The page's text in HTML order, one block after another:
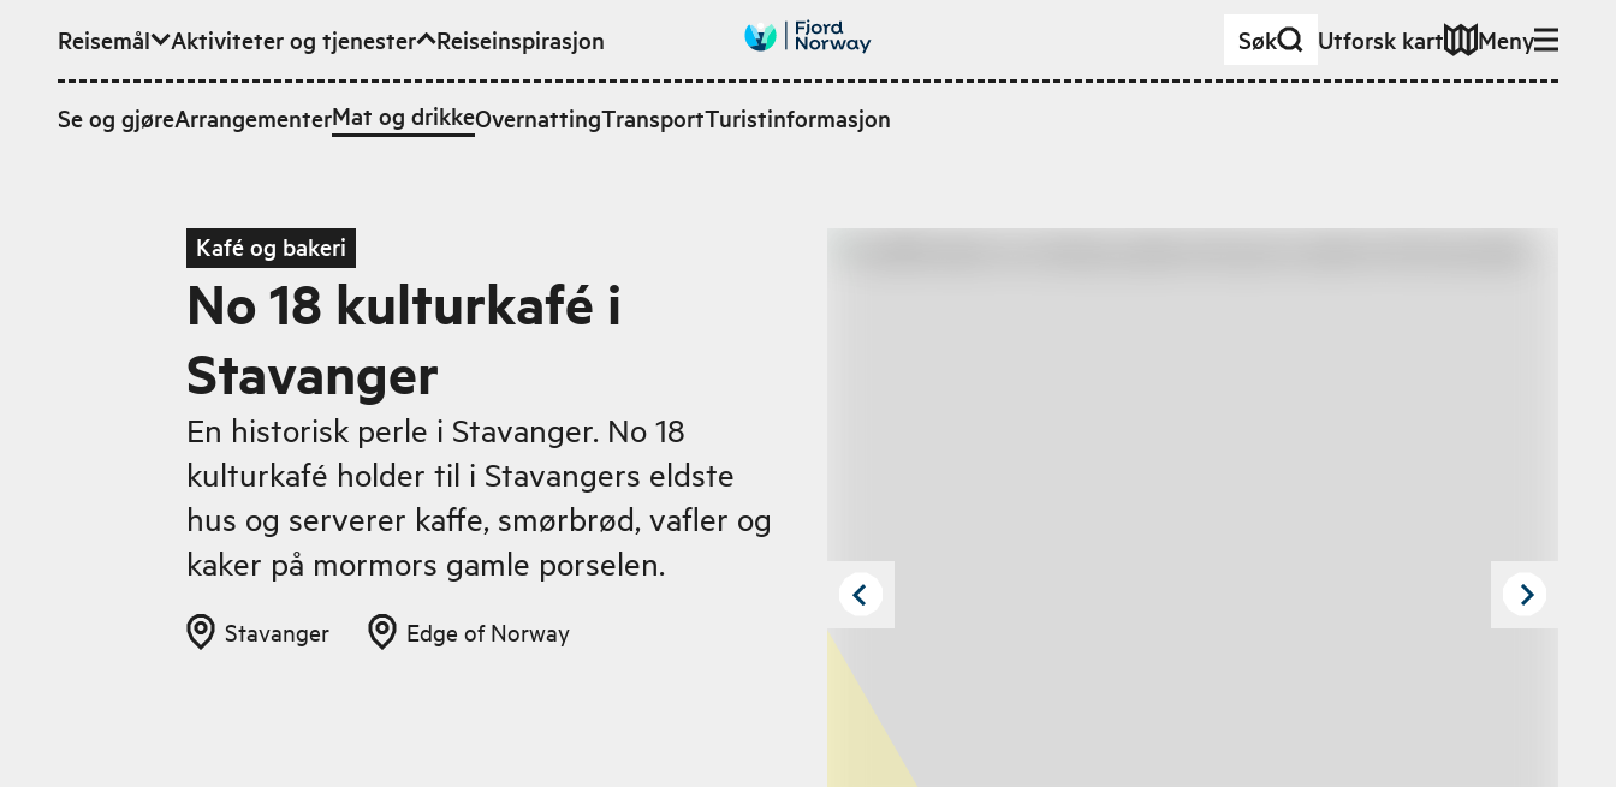
Hopp til hovedinnhold
Reisemål Aktiviteter og tjenester
Se og gjøreArrangementerMat og drikkeOvernattingTransportTuristinformasjon
Reiseinspirasjon Søk Utforsk kart Meny
Kafé og bakeri
No 18 kulturkafé i
Stavanger
En historisk perle i Stavanger. No 18
kulturkafé holder til i Stavangers eldste
hus og serverer kaffe, smørbrød, vafler og
kaker på mormors gamle porselen.
Stavanger Edge of Norway